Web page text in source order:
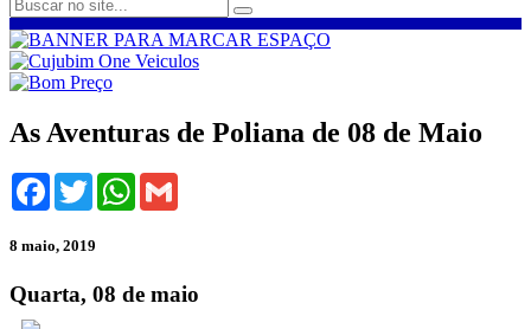
As Aventuras de Poliana de 08 de Maio
Facebook
TwitterWhatsApp
8 maio, 2019
Quarta, 08 de maio